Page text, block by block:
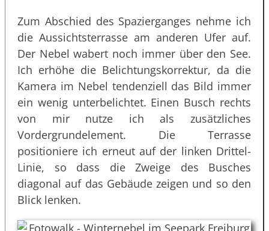
Zum Abschied des Spazierganges nehme ich
die Aussichtsterrasse am anderen Ufer auf.
Der Nebel wabert noch immer über den See.
Ich erhöhe die Belichtungskorrektur, da die
Kamera im Nebel tendenziell das Bild immer
ein wenig unterbelichtet. Einen Busch rechts
von mir nutze ich als zusätzliches
Vordergrundelement. Die Terrasse
positioniere ich erneut auf der linken Drittel-
Linie, so dass die Zweige des Busches
diagonal auf das Gebäude zeigen und so den
Blick lenken.